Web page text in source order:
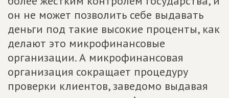
он не может позволить себе выдавать
деньги под такие высокие проценты, как
делают это микрофинансовые
организации. А микрофинансовая
организация сокращает процедуру
проверки клиентов, заведомо выдавая